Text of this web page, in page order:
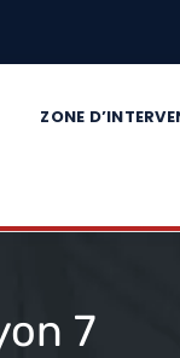
ZONE
7